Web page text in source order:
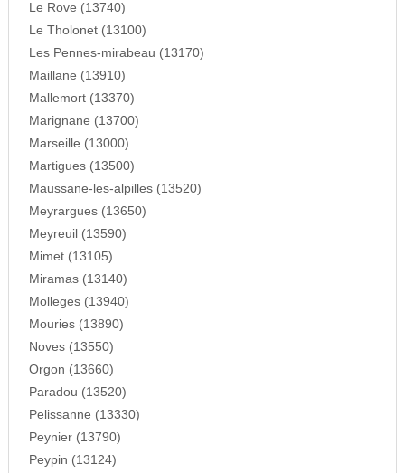
Le Rove (13740)
Le Tholonet (13100)
Les Pennes-mirabeau (13170)
Maillane (13910)
Mallemort (13370)
Marignane (13700)
Marseille (13000)
Martigues (13500)
Maussane-les-alpilles (13520)
Meyrargues (13650)
Meyreuil (13590)
Mimet (13105)
Miramas (13140)
Molleges (13940)
Mouries (13890)
Noves (13550)
Orgon (13660)
Paradou (13520)
Pelissanne (13330)
Peynier (13790)
Peypin (13124)